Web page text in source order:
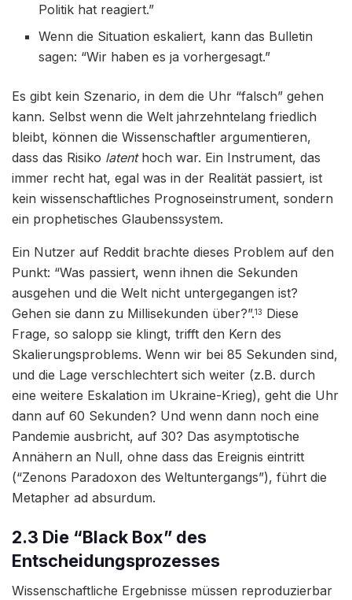
Politik hat reagiert.”
Wenn die Situation eskaliert, kann das Bulletin
sagen: “Wir haben es ja vorhergesagt.”
Es gibt kein Szenario, in dem die Uhr “falsch” gehen
kann. Selbst wenn die Welt jahrzehntelang friedlich
bleibt, können die Wissenschaftler argumentieren,
dass das Risiko latenthoch war. Ein Instrument, das
immer recht hat, egal was in der Realität passiert, ist
kein wissenschaftliches Prognoseinstrument, sondern
ein prophetisches Glaubenssystem.
Ein Nutzer auf Reddit brachte dieses Problem auf den
Punkt: “Was passiert, wenn ihnen die Sekunden
ausgehen und die Welt nicht untergegangen ist?
Gehen sie dann zu Millisekunden über?”.13 Diese
Frage, so salopp sie klingt, trifft den Kern des
Skalierungsproblems. Wenn wir bei 85 Sekunden sind,
und die Lage verschlechtert sich weiter (z.B. durch
eine weitere Eskalation im Ukraine-Krieg), geht die Uhr
dann auf 60 Sekunden? Und wenn dann noch eine
Pandemie ausbricht, auf 30? Das asymptotische
Annähern an Null, ohne dass das Ereignis eintritt
(“Zenons Paradoxon des Weltuntergangs”), führt die
Metapher ad absurdum.
2.3 Die “Black Box” des
Entscheidungsprozesses
Wissenschaftliche Ergebnisse müssen reproduzierbar